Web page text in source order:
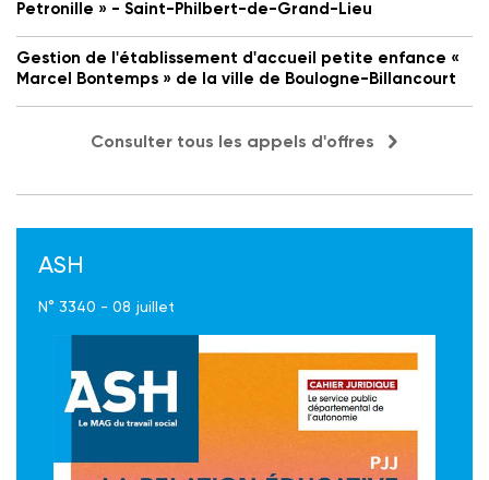
Petronille » - Saint-Philbert-de-Grand-Lieu
Gestion de l'établissement d'accueil petite enfance «
Marcel Bontemps » de la ville de Boulogne-Billancourt
Consulter tous les appels d'offres
ASH
N° 3340 - 08 juillet